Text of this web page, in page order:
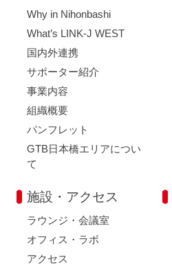
Why in Nihonbashi
What’s LINK-J WEST
国内外連携
サポーター紹介
事業内容
組織概要
パンフレット
GTB日本橋エリアについ
て
施設・アクセス
ラウンジ・会議室
オフィス・ラボ
アクセス